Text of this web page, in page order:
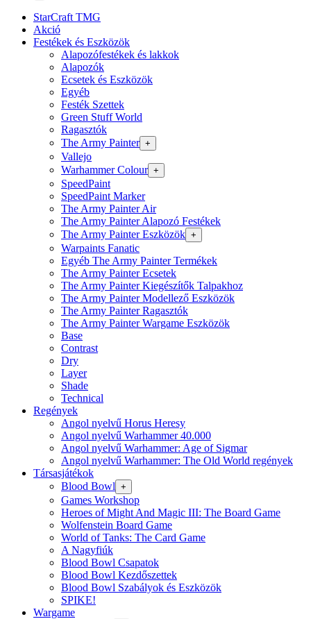
StarCraft TMG
Akció
Festékek és Eszközök
Alapozófestékek és lakkok
Alapozók
Ecsetek és Eszközök
Egyéb
Festék Szettek
Green Stuff World
Ragasztók
The Army Painter +
Vallejo
Warhammer Colour +
SpeedPaint
SpeedPaint Marker
The Army Painter Air
The Army Painter Alapozó Festékek
The Army Painter Eszközök +
Warpaints Fanatic
Egyéb The Army Painter Termékek
The Army Painter Ecsetek
The Army Painter Kiegészítők Talpakhoz
The Army Painter Modellező Eszközök
The Army Painter Ragasztók
The Army Painter Wargame Eszközök
Base
Contrast
Dry
Layer
Shade
Technical
Regények
Angol nyelvű Horus Heresy
Angol nyelvű Warhammer 40.000
Angol nyelvű Warhammer: Age of Sigmar
Angol nyelvű Warhammer: The Old World regények
Társasjátékok
Blood Bowl +
Games Workshop
Heroes of Might And Magic III: The Board Game
Wolfenstein Board Game
World of Tanks: The Card Game
A Nagyfiúk
Blood Bowl Csapatok
Blood Bowl Kezdőszettek
Blood Bowl Szabályok és Eszközök
SPIKE!
Wargame